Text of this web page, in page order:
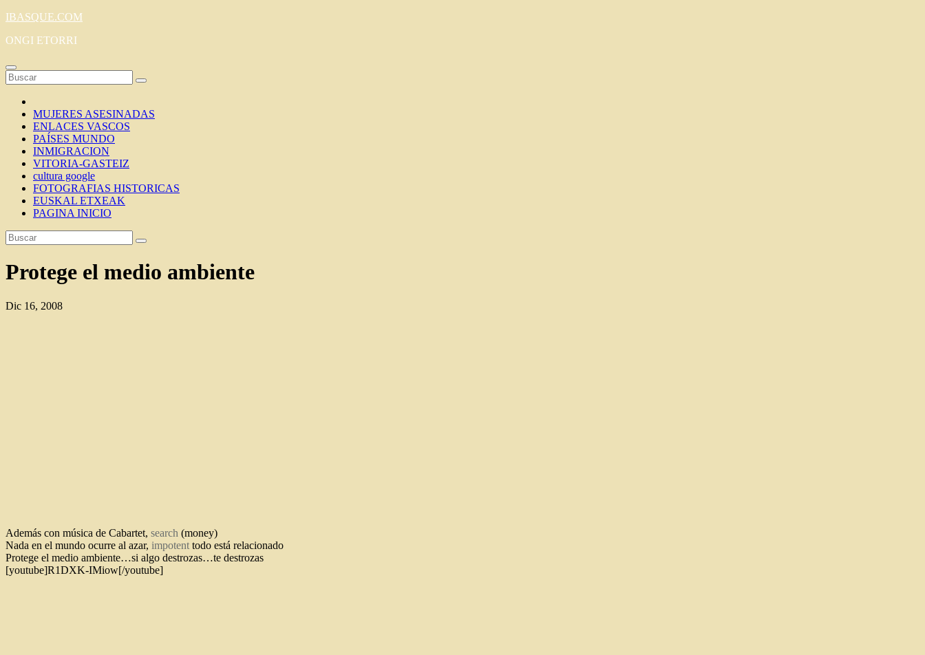
Saltar
contenido
IBASQUE.COM
ONGI ETORRI
MUJERES ASESINADAS
ENLACES VASCOS
PAÍSES MUNDO
INMIGRACION
VITORIA-GASTEIZ
cultura google
FOTOGRAFIAS HISTORICAS
EUSKAL ETXEAK
PAGINA INICIO
Protege el medio ambiente
Dic 16, 2008
Además con música de Cabartet, search (money)
Nada en el mundo ocurre al azar, impotent todo está relacionado
Protege el medio ambiente…si algo destrozas…te destrozas
[youtube]R1DXK-IMiow[/youtube]